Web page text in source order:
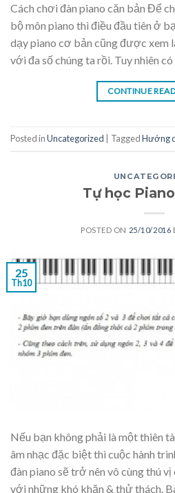
Cách chơi đàn piano căn bản Để
bộ môn piano thì điều đầu tiên ở
dạy piano cơ bản cũng được xem
với đa số chúng ta rồi. Tuy nhiên
CONTINUE
Posted inUncategorized TaggedHướng
Tự học
POSTED ON 25/10/2016
25
Th10
Nếu bạn không phải là một thiên
âm nhạc đặc biệt thì cuộc hành
đàn piano sẽ trở nên vô cùng thú
với những khó khăn & thử thách.